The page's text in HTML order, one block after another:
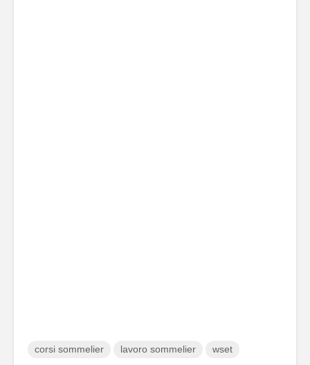
corsi sommelier lavoro sommelier wset